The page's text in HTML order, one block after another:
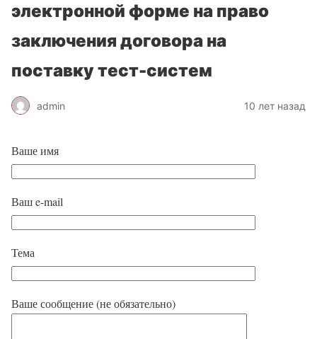
электронной форме на право
заключения договора на
поставку тест-систем
admin 10 лет назад
Ваше имя
Ваш e-mail
Тема
Ваше сообщение (не обязательно)